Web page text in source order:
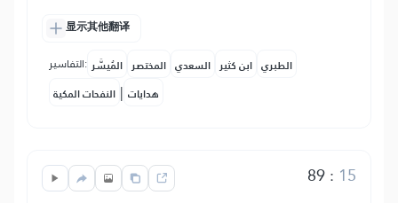
显示其他翻译
التفاسير: المُيسَّر المختصر السعدي ابن كثير الطبري
النفحات المكية | هدايات
89: 15